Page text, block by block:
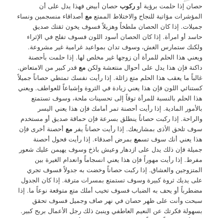
حصان إذا حلمت برؤية أوركوب حصان أبيض فهذا يدل على أن
المؤشرات مؤاتية للنجاح والاختلاط الممتعمع أصداقاء منسجمين ونساء
جميلات. إذا كان الحصان ملطخاً وهزيلاً فسوف يخون ثقتك صديق
حاسد أو امرأة. إذا كان الحصان أسود اللون فسوف تفلح في الإثراء
ولكنك ستمارس الغش، وسوف تدان بمواعيد غرامية غير مشروعة.
ويعني هذا الحلم للمرأة أن زوجها غير مخلص لها. إذا حلمت بأحصنة
داكنة فإن هذا يدل على أحوال منتعشة ولكنمع قدر كبير من الامتعاض.
غالباً ما يعقب هذا الحلم متع زائلة. إذا رأيت نفسك تمتطي حصاناً جميلاً
كستنائي اللون فإن هذا يعني زيادة في الثروة وإشباعاً للعواطف. ويعني
هذا الحلم بالنسبة للمرأة توقاً إلى تحسينات ملحة، وسوف تستمتع
بالأمور المادية. إذا رأيت أحصنة تمر أمامك فإن هذا يعني اليسر
والراحة. إذا ركبت حصاناً ينطلق بسرعة فإن حماقة صديق أو مستخدم
سوف تلحق الأذى بمشاريعك. إذا رأيت حصاناً يفرمع أحصنة أخرى فإن
هذا يعني أنك سوف تسمع بمرض أصدقاء. إذا رأيت فحول أحصنة
جميلة فإن ذلك يدل على ازدهار وعيش باذخ وسوف يهيمن عليك شعور
مفرط. إذا رأيت مهوراً فإن هذا يعني انسجاماً وانعدام الغيرة بين
المتزوجين والعشاق. إذا ركبت حصاناً وخضت به جدولاً فسوف تجري
على يديك ثروة كبيرة وسوف تستمتع بمسرات مترفة. إذا كان الجدول
مضطرباً أو يحف به الضباب فسوف تخيب أملك متع متوقعة نوعاً ما. إذا
سبحت وأنت على ظهر حصان في نهر صاف وجميل فسوف تحقق
بسهولة فكرتك عن النعيم العاطفي وينبئ ذلك رجل الأعمال بربح كبير.